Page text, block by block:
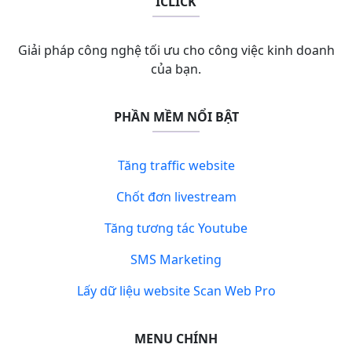
Giải pháp công nghệ tối ưu cho công việc kinh doanh
của bạn.
PHẦN MỀM NỔI BẬT
Tăng traffic website
Chốt đơn livestream
Tăng tương tác Youtube
SMS Marketing
Lấy dữ liệu website Scan Web Pro
MENU CHÍNH